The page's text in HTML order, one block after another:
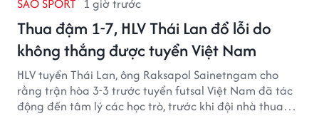
SAO SPORT 1 giờ trước
Thua đậm 1-7, HLV Thái Lan đổ lỗi do
không thắng được tuyển Việt Nam
HLV tuyển Thái Lan, ông Raksapol Sainetngam cho
rằng trận hòa 3-3 trước tuyển futsal Việt Nam đã tác
động đến tâm lý các học trò, trước khi đội nhà thua